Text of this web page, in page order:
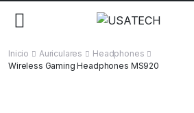
Inicio Auriculares
Headphones
Wireless Gaming Headphones MS920